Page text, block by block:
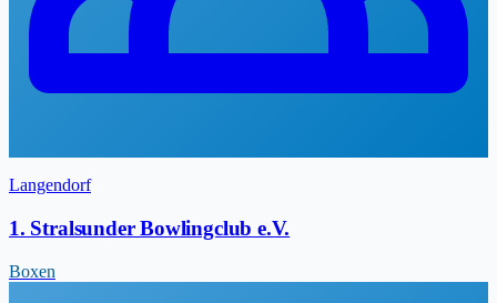
Langendorf
1. Stralsunder Bowlingclub e.V.
Boxen